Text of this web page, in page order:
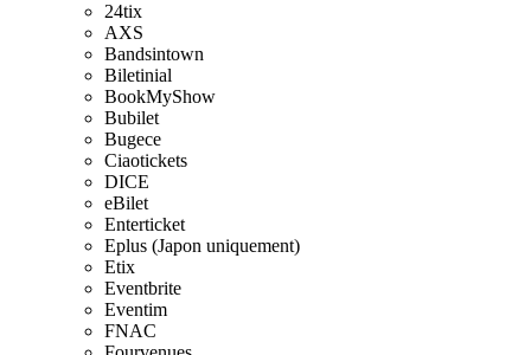
24tix
AXS
Bandsintown
Biletinial
BookMyShow
Bubilet
Bugece
Ciaotickets
DICE
eBilet
Enterticket
Eplus (Japon uniquement)
Etix
Eventbrite
Eventim
FNAC